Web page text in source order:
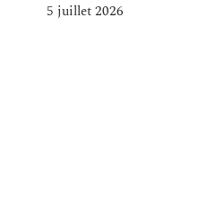
5 juillet 2026